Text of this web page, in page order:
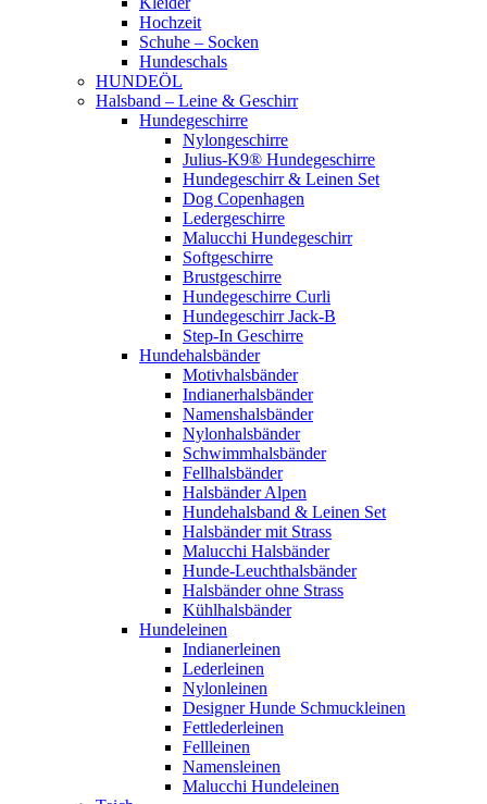
Hochzeit
Schuhe – Socken
Hundeschals
HUNDEÖL
Halsband – Leine & Geschirr
Hundegeschirre
Nylongeschirre
Julius-K9® Hundegeschirre
Hundegeschirr & Leinen Set
Dog Copenhagen
Ledergeschirre
Malucchi Hundegeschirr
Softgeschirre
Brustgeschirre
Hundegeschirre Curli
Hundegeschirr Jack-B
Step-In Geschirre
Hundehalsbänder
Motivhalsbänder
Indianerhalsbänder
Namenshalsbänder
Nylonhalsbänder
Schwimmhalsbänder
Fellhalsbänder
Halsbänder Alpen
Hundehalsband & Leinen Set
Halsbänder mit Strass
Malucchi Halsbänder
Hunde-Leuchthalsbänder
Halsbänder ohne Strass
Kühlhalsbänder
Hundeleinen
Indianerleinen
Lederleinen
Nylonleinen
Designer Hunde Schmuckleinen
Fettlederleinen
Fellleinen
Namensleinen
Malucchi Hundeleinen